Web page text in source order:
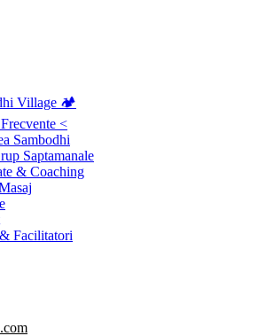
Village 🏕️
<
Sambodhi
Saptamanale
& Coaching
Facilitatori